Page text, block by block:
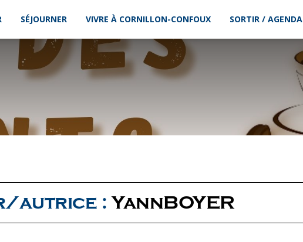
SÉJOURNER VIVRE À CORNILLON-CONFOUX SORTIR / AGENDA
autrice : YannBOYER